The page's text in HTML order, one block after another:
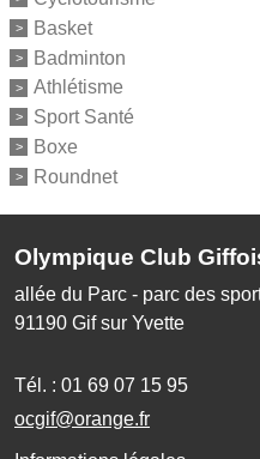
Basket
Badminton
Athlétisme
Sport Santé
Boxe
Roundnet
Olympique Club
allée du Parc - parc des
91190 Gif sur Yvette
Tél. : 01 69 07 15 95
ocgif@orange.fr